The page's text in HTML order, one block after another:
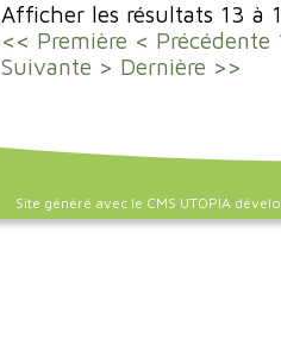
Afficher les résultats 13 à
<< Première < Précédente
Suivante > Dernière >>
Site généré avec le CMS UTOPIA